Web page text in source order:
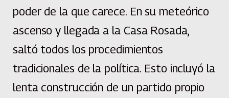
poder de la que carece. En su meteórico
ascenso y llegada a la Casa Rosada,
saltó todos los procedimientos
tradicionales de la política. Esto incluyó la
lenta construcción de un partido propio